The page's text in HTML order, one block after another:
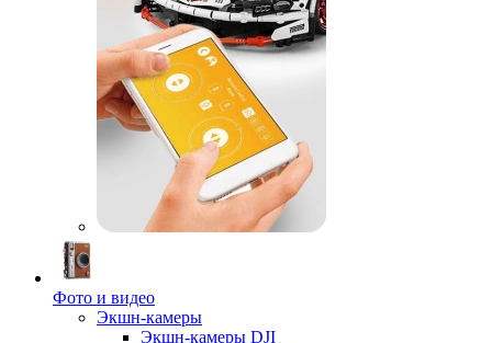
Фото и видео
Экшн-камеры
Экшн-камеры DJI